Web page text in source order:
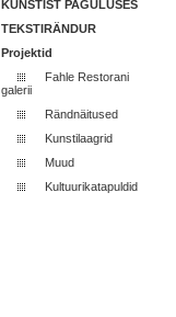
KUNSTIST PAGULUSES
TEKSTIRÄNDUR
Projektid
Fahle Restorani
galerii
Rändnäitused
Kunstilaagrid
Muud
Kultuurikatapuldid